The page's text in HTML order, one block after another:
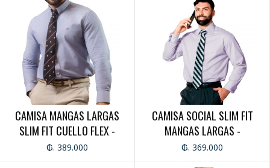
CAMISA MANGAS LARGAS
SLIM FIT CUELLO FLEX -
CABALLERO
₲. 389.000
CAMISA SOCIAL SLIM FIT
MANGAS LARGAS -
CABALLERO
₲. 369.000